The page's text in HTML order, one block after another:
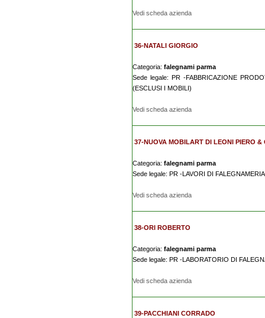
Vedi scheda azienda
36-NATALI GIORGIO
Categoria: falegnami parma
Sede legale: PR -FABBRICAZIONE
(ESCLUSI I MOBILI)
Vedi scheda azienda
37-NUOVA MOBILART DI LEONI PIERO
Categoria: falegnami parma
Sede legale: PR -LAVORI DI
Vedi scheda azienda
38-ORI ROBERTO
Categoria: falegnami parma
Sede legale: PR -LABORATORIO DI
Vedi scheda azienda
39-PACCHIANI CORRADO